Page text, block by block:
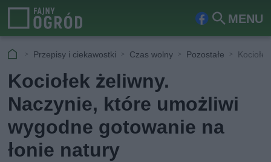
MENU
Fa
ook
Szu
kaj
Przepisy i ciekawostki Czas wolny Pozostałe
Kociołek żeliwny.
Naczynie, które umożliwi
wygodne gotowanie na
łonie natury